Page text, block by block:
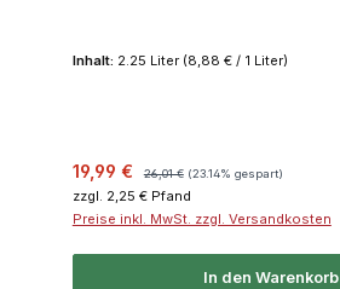
Inhalt: 2.25 Liter (8,88 € / 1 Liter)
Verkaufspreis:
19,99 € 26,01 € (23.14% gespart)
zzgl. 2,25 € Pfand
Preise inkl. MwSt. zzgl. Versandkosten
In den Warenkorb